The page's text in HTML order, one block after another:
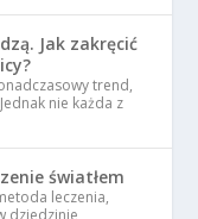
Jak zakręcić
trend,
nie każda z
światłem
leczenia,
dziedzinie